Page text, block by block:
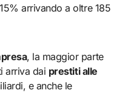
arrivando a oltre 185
, la maggior parte
arriva dai prestiti alle
e anche le